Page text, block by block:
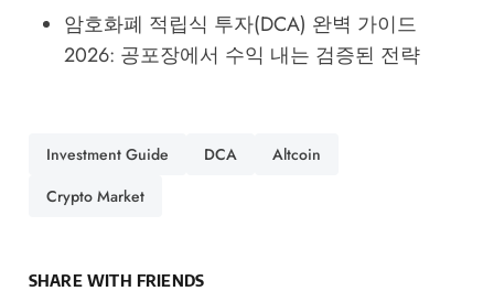
암호화폐 적립식 투자(DCA) 완벽 가이드
2026: 공포장에서 수익 내는 검증된 전략
Investment Guide DCA
Altcoin
Crypto Market
SHARE WITH FRIENDS